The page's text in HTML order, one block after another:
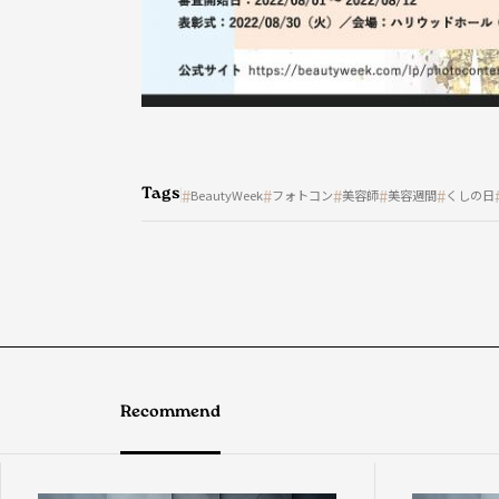
Tags BeautyWeek フォトコン 美容師 美容週間 くしの日
Recommend